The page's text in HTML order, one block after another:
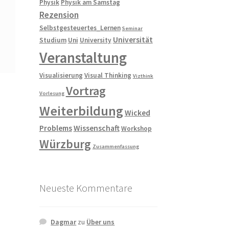
Physik Physik am Samstag
Rezension
Selbstgesteuertes_Lernen Seminar
Studium Uni University Universität
Veranstaltung
Visualisierung Visual Thinking Vizthink
Vorlesung Vortrag
Weiterbildung Wicked
ProblemsWissenschaftWorkshop
Würzburg Zusammenfassung
Neueste Kommentare
Dagmarzu Über uns